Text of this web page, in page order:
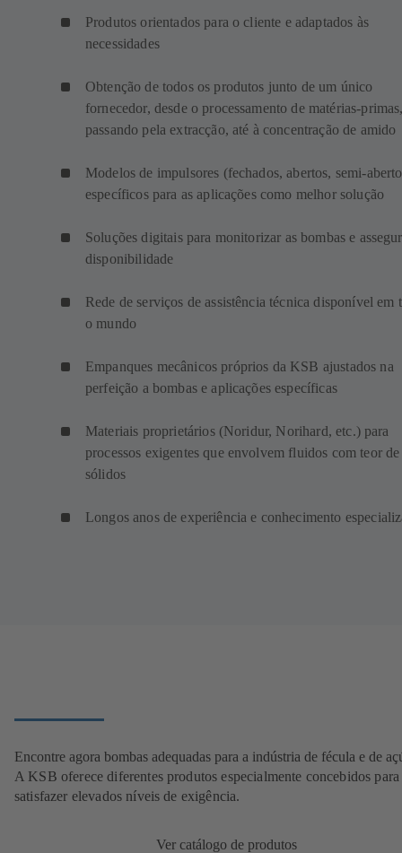
Produtos orientados para o cliente e adaptados às
necessidades
Obtenção de todos os produtos junto de um único
fornecedor, desde o processamento de matérias-
passando pela extracção, até à concentração de amido
Modelos de impulsores (fechados, abertos, semi-
específicos para as aplicações como melhor solução
Soluções digitais para monitorizar as bombas e
disponibilidade
Rede de serviços de assistência técnica disponível em
o mundo
Empanques mecânicos próprios da KSB ajustados na
perfeição a bombas e aplicações específicas
Materiais proprietários (Noridur, Norihard, etc.) para
processos exigentes que envolvem fluidos com teor de
sólidos
Longos anos de experiência e conhecimento
Encontre agora bombas adequadas para a indústria de fécula e de
A KSB oferece diferentes produtos especialmente concebidos para
satisfazer elevados níveis de exigência.
Ver catálogo de produtos